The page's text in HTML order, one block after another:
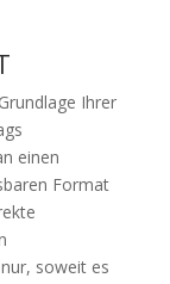
Ihrer
einen
Format
soweit es